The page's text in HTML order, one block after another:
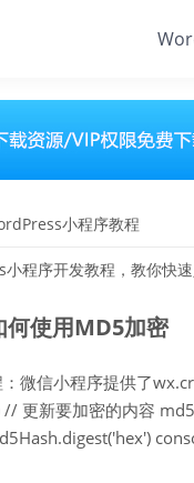
小程序教程
程序开发教程，教你快
何使用MD5加密
微信小程序提供了
更新要加密的内容